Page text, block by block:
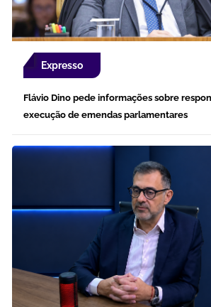
Expresso
Flávio Dino pede informações sobre
execução de emendas parlamentares